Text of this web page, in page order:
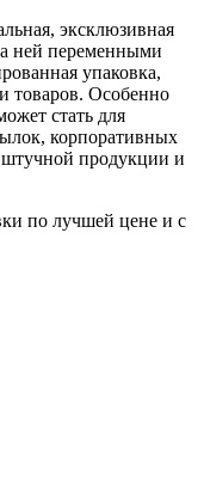
эксклюзивная
ней переменными
упаковка,
товаров. Особенно
стать для
корпоративных
продукции и
по лучшей цене и с